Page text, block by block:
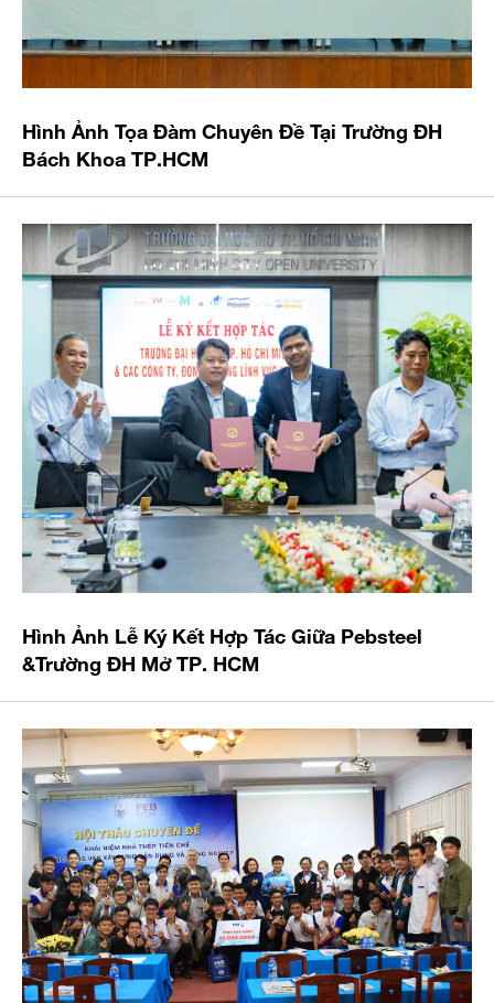
Hình Ảnh Tọa Đàm Chuyên Đề Tại Trường ĐH
Bách Khoa TP.HCM
Hình Ảnh Lễ Ký Kết Hợp Tác Giữa Pebsteel
&Trường ĐH Mở TP. HCM